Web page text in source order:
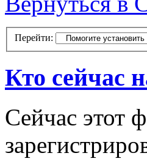
Перейти:
Кто сейчас
Сейчас этот